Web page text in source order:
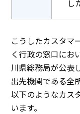
し
こうしたカスタマ
く行政の窓口にお
川県総務局が公表
出先機関である全
以下のようなカス
います。